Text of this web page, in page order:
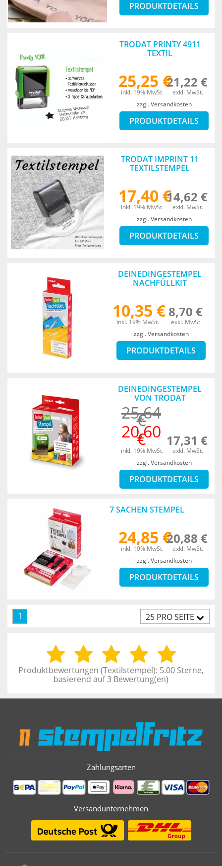
PRODUKTDETAILS
TRODAT PRINTY 4911
TEXTIL
25,25 €
inkl. 19% MwSt.
21,22 €
exkl. MwSt.
zzgl. Versandkosten
PRODUKTDETAILS
TRODAT IMPRINT 11
TEXTILSTEMPEL
17,40 €
inkl. 19% MwSt.
14,62 €
exkl. MwSt.
zzgl. Versandkosten
PRODUKTDETAILS
DEINEDINGESTEMPEL
NACHFÜLLKIT
10,35 €
inkl. 19% MwSt.
8,70 €
exkl. MwSt.
zzgl. Versandkosten
PRODUKTDETAILS
DEINEDINGESTEMPEL
VON TRODAT
25,64
€
20,60
€
inkl. 19% MwSt.
17,31 €
exkl. MwSt.
zzgl. Versandkosten
PRODUKTDETAILS
7 SACHEN STEMPEL
24,85 €
inkl. 19% MwSt.
20,88 €
exkl. MwSt.
zzgl. Versandkosten
PRODUKTDETAILS
25 PRO SEITE
1
Produktbewertungen (Textilstempel): 5.00 Sterne,
basierend auf3 Bewertung(en)
Zahlungsarten
Versandunternehmen